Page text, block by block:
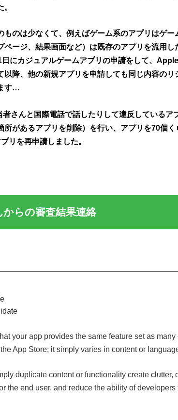
ものは少なくて、例えばゲーム系のアプリはゲ
ページ、結果画面など）は既存のアプリを流用
にカジュアルゲームアプリの申請をして、
以降、他の新規アプリを申請しても同じ内容の
す…
さんと国際電話で話したりして違反しているア
所があるアプリを削除）を行い、アプリを70個
リを再申請しました。
らの審査結果連絡
your app provides the same feature set as many
App Store; it simply varies in content or
duplicate content or functionality create clutter,
the end user, and reduce the ability of developers